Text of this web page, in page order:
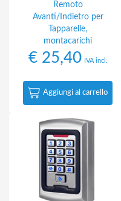
Remoto
Avanti/Indietro per
Tapparelle,
montacarichi
€25,40 IVA incl.
Aggiungi al carrello